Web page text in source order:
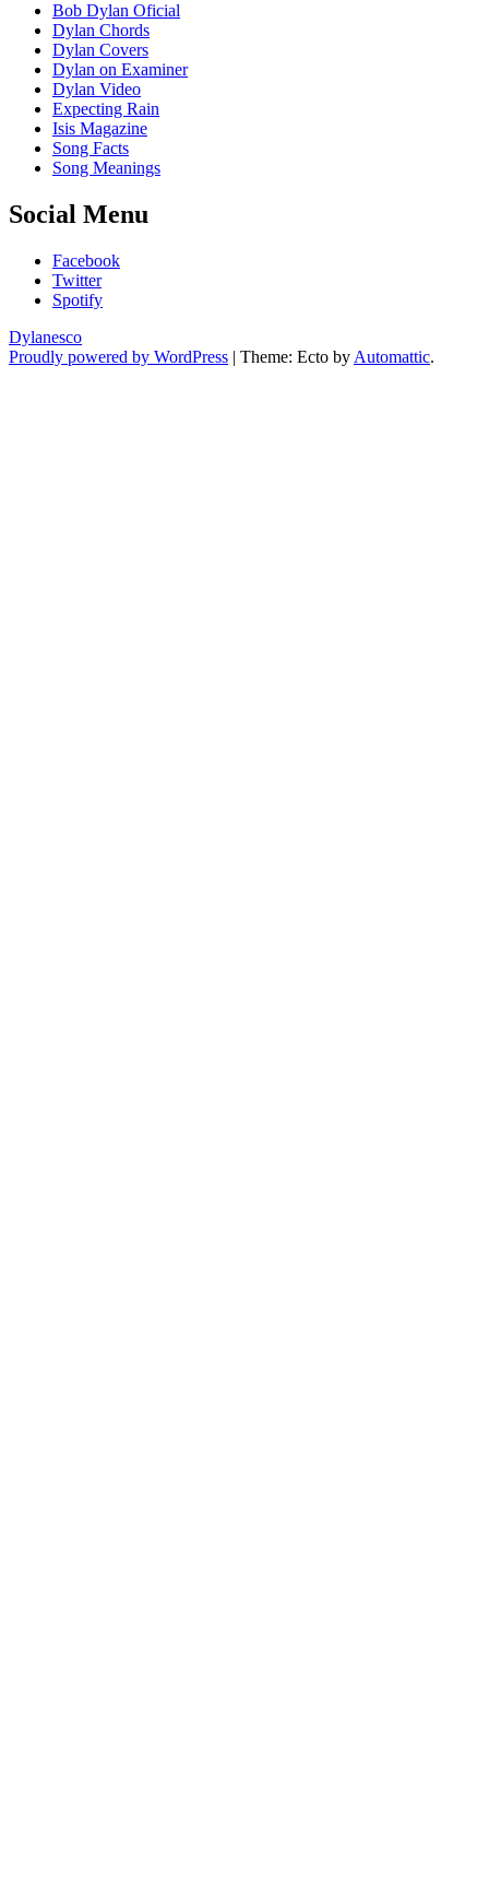
Bob Dylan Oficial
Dylan Chords
Dylan Covers
Dylan on Examiner
Dylan Video
Expecting Rain
Isis Magazine
Song Facts
Song Meanings
Social Menu
Facebook
Twitter
Spotify
Dylanesco
Proudly powered by WordPress | Theme: Ecto by Automattic.